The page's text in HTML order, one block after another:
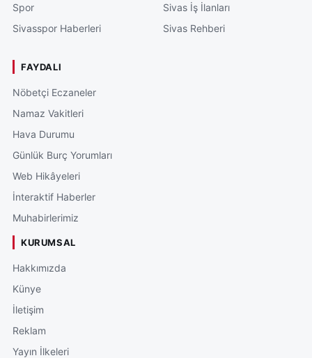
Spor
Sivasspor Haberleri
Sivas İş İlanları
Sivas Rehberi
FAYDALI
Nöbetçi Eczaneler
Namaz Vakitleri
Hava Durumu
Günlük Burç Yorumları
Web Hikâyeleri
İnteraktif Haberler
Muhabirlerimiz
KURUMSAL
Hakkımızda
Künye
İletişim
Reklam
Yayın İlkeleri